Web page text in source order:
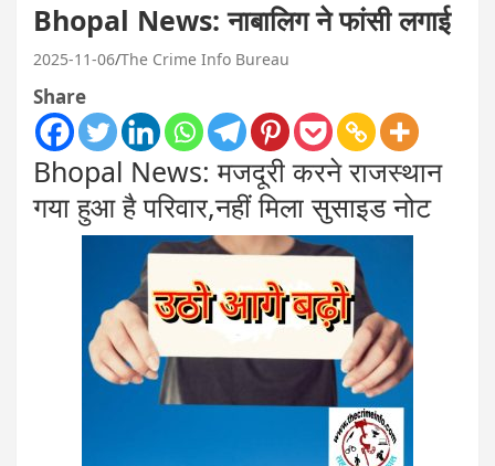
Bhopal News: नाबालिग ने फांसी लगाई
2025-11-06 The Crime Info Bureau
Share
Bhopal News: मजदूरी करने राजस्थान
गया हुआ है परिवार,नहीं मिला सुसाइड नोट